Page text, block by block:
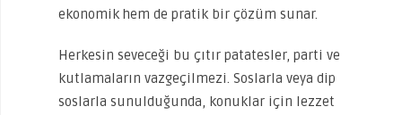
ekonomik hem de pratik bir çözüm sunar.
Herkesin seveceği bu çıtır patatesler, parti ve
kutlamaların vazgeçilmezi. Soslarla veya dip
soslarla sunulduğunda, konuklar için lezzet